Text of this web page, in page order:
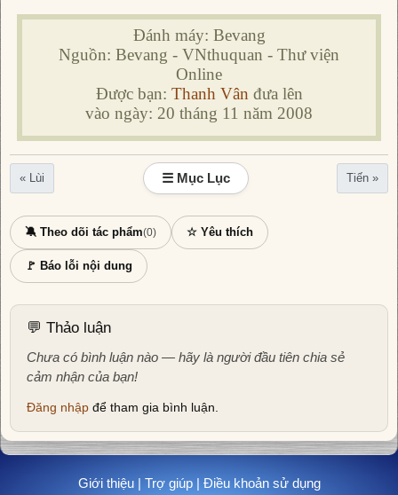
Đánh máy: Bevang
Nguồn: Bevang - VNthuquan - Thư viện
Online
Được bạn: Thanh Vân đưa lên
vào ngày: 20 tháng 11 năm 2008
« Lùi ☰ Mục Lục Tiến »
🔕 Theo dõi tác phẩm(0) ☆ Yêu thích
🚩 Báo lỗi nội dung
💬 Thảo luận
Chưa có bình luận nào — hãy là người đầu tiên chia sẻ
cảm nhận của bạn!
Đăng nhập để tham gia bình luận.
Giới thiệu| Trợ giúp| Điều khoản sử dụng